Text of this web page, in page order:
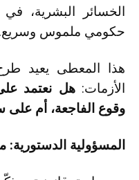
الخسائر البشرية،
حكومي ملموس وسريع.
هذا المعطى يعيد
الأزمات:هل نعتمد
وقوع الفاجعة، أم على
المسؤولية الدستورية: